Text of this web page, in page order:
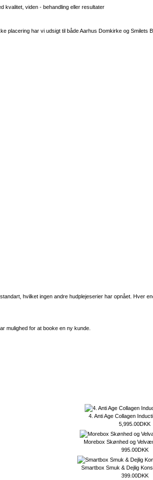
kvalitet, viden - behandling eller resultater
har vi udsigt til både Aarhus Domkirke og Smilets
hvilket ingen andre hudplejeserier har opnået. Hver
mulighed for at booke en ny kunde.
4. Anti Age Collagen
5,995.00DKK
Morebox Skønhed og
995.00DKK
Smartbox Smuk & Dejlig
399.00DKK